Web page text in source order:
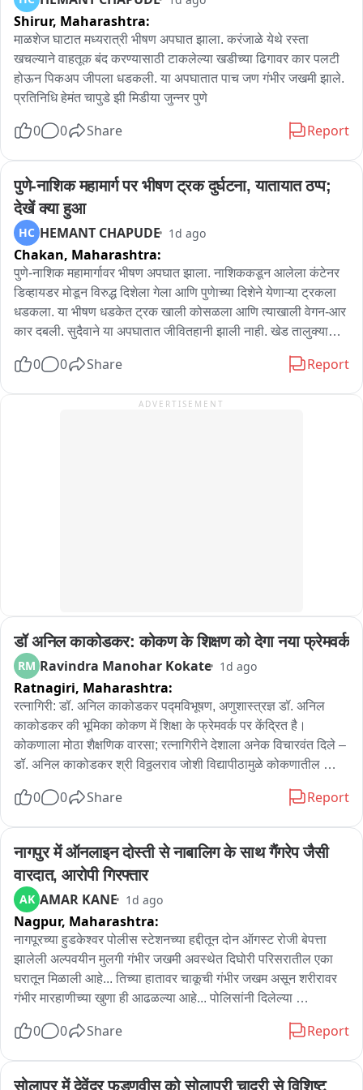
(On ब्रह्मपुरी इथेनॉल वास त्रास दायक )
- तो गावाच्या जवळ  प्लांट आहे. दूषित पाण्यासंदर्भात पर्यावरण विभागाच्या
अधिकाऱ्यांशी बोललो आहे...त्या ठिकाणी तिथे पाठवला आहे...लोकांना त्रास
होत आहे घाण वास येत आहे.. बिमाऱ्याचे प्रादुर्भाव वाढण्याची भीती
आहे...नाल्यात पाणी न सोडता शुद्धीकरण करावे, माझ्या मतदारसंघातील
प्रश्न जो कोणी करत असेल त्यावर कारवाई करण्यासाठी अधिकारी यांच्याशी
बोललो आहे..
मेहनत करून विकसित केलेलं सावजी मसाला तुकाराम मुंढे यांनी बदनाम
केल्याचा आरोप केला. तुकाराम मुंढे यांनी माफी मागावी अन्यथा त्यांच्या
विरोधात तीव्र आंदोलन करू असा इशाराही यावेळी देण्यात आला. एवढंच
नाही तर सावजी समाजाच्या वतीने नागपूरच्या तहसील पोलीस स्टेशनमध्ये
तुकाराम मुंढे यांच्या विरोधात तक्रारही देण्यात येणार आहे.
Shirur, Maharashtra:
माळशेज घाटात मध्यरात्री भीषण अपघात झाला. करंजाळे येथे रस्ता
खचल्याने वाहतूक बंद करण्यासाठी टाकलेल्या खडीच्या ढिगावर कार पलटी
होऊन पिकअप जीपला धडकली. या अपघातात पाच जण गंभीर जखमी झाले.
प्रतिनिधि हेमंत चापुडे झी मिडीया जुन्नर पुणे
0 0 Share Report
पुणे-नाशिक महामार्ग पर भीषण ट्रक दुर्घटना, यातायात ठप्प;
देखें क्या हुआ
HC HEMANT CHAPUDE 1d ago
Chakan, Maharashtra:
पुणे-नाशिक महामार्गावर भीषण अपघात झाला. नाशिककडून आलेला कंटेनर
डिव्हायडर मोडून विरुद्ध दिशेला गेला आणि पुणेाच्या दिशेने येणाऱ्या ट्रकला
धडकला. या भीषण धडकेत ट्रक खाली कोसळला आणि त्याखाली वेगन-आर
कार दबली. सुदैवाने या अपघातात जीवितहानी झाली नाही. खेड तालुक्यातील
लेनवर आल्याने पुण्याकडे येणारी वाहतूक तासाभरापासून ठप्प आहे;
घेऊन घटनास्थळी पोहचले असून अपघातग्रस्त वाहनं बाजूला काढण्याचे
0 0 Share Report
ADVERTISEMENT
डॉ अनिल काकोडकर: कोकण के शिक्षण को देगा नया फ्रेमवर्क
RM Ravindra Manohar Kokate 1d ago
Ratnagiri, Maharashtra:
रत्नागिरी: डॉ. अनिल काकोडकर पद्मविभूषण, अणुशास्त्रज्ञ डॉ. अनिल
काकोडकर की भूमिका कोकण में शिक्षा के फ्रेमवर्क पर केंद्रित है।
कोकणाला मोठा शैक्षणिक वारसा; रत्नागिरीने देशाला अनेक विचारवंत दिले –
डॉ. अनिल काकोडकर श्री विठ्ठलराव जोशी विद्यापीठामुळे कोकणातील
करण्यासाठी विद्यापीठ महत्त्वाचे ठरेल – डॉ. काकोडकर मानवी क्षमता आणि
अणुऊर्जा प्रकल्पात प्रदूषणाचा मुद्दा नाही – डॉ. काकोडकर ‘न्यूक्लिअर
एनर्जी इज अ क्लीन एनर्जी’ – डॉ. अनिल काकोडकर जैतापूर प्रकल्पातील
फ्रेंच तंत्रज्ञानाची किंमत जास्त; विजेची किंमत आटोक्यात असणे आवश्यक
अत्याधुनिक तंत्रज्ञानाचा परीक्षा पद्धतीत वापर झाल्यास पेपरफुटी रोखता
येईल – डॉ. काकोडकर प्रगत तंत्रज्ञान परीक्षा पद्धतीत का वापरले जात
नाही, हे कळत नाही – डॉ. काकोडकर ‘एज्युकेशन करायचंय की बिझनेस, हे
आधी ठरवावं लागेल’ – डॉ. काकोडकर विद्यार्थ्यांनी किती आत्मसात केले, हे
तपासण्यासाठी परीक्षा महत्त्वाची – डॉ. काकोडकर शिक्षक-विद्यार्थी गुणोत्तर
चांगले असेल तर परीक्षणाबाबत प्राध्यापकांना निर्णय घेऊ द्यावा शिक्षण
0 0 Share Report
नागपुर में ऑनलाइन दोस्ती से नाबालिग के साथ गैंगरेप जैसी
वारदात, आरोपी गिरफ्तार
AK AMAR KANE 1d ago
Nagpur, Maharashtra:
नागपूरच्या हुडकेश्वर पोलीस स्टेशनच्या हद्दीतून दोन ऑगस्ट रोजी बेपत्ता
झालेली अल्पवयीन मुलगी गंभीर जखमी अवस्थेत दिघोरी परिसरातील एका
घरातून मिळाली आहे... तिच्या हातावर चाकूची गंभीर जखम असून शरीरावर
गंभीर मारहाणीच्या खुणा ही आढळल्या आहे... पोलिसांनी दिलेल्या
वर्षीय तरुणाने मुलीला दिघोरी परिसरातील त्या खोलीत बोलावून जखमी केले
मुली सोबत तीन वर्षापासून ऑनलाइन ओळख होती... त्याच ओळखीतून
0 0 Share Report
सोलापुर में देवेंद्र फडणवीस को सोलापुरी चादरी से विशिष्ट